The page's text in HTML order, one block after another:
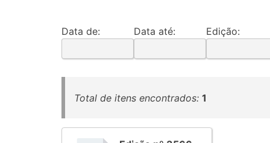
Data de: Data até: Edição:
Total de itens encontrados: 1